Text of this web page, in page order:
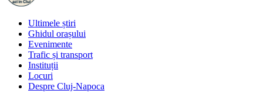
Ultimele știri
Ghidul orașului
Evenimente
Trafic și transport
Instituții
Locuri
Despre Cluj-Napoca